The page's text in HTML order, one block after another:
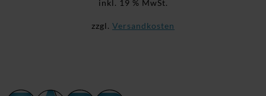
inkl. 19 % MwSt.
zzgl. Versandkosten